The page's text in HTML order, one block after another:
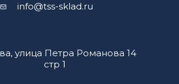
info@tss-sklad.ru
улица Петра Романова 14
стр 1